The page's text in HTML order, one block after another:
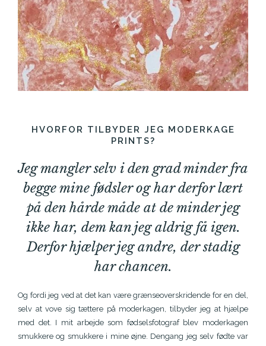
HVORFOR TILBYDER JEG MODERKAGE
PRINTS?
Jeg mangler selv i den grad minder fra
begge mine fødsler og har derfor lært
på den hårde måde at de minder jeg
ikke har, dem kan jeg aldrig få igen.
Derfor hjælper jeg andre, der stadig
har chancen.
Og fordi jeg ved at det kan være grænseoverskridende for en del,
selv at vove sig tættere på moderkagen, tilbyder jeg at hjælpe
med det. I mit arbejde som fødselsfotograf blev moderkagen
smukkere og smukkere i mine øjne. Dengang jeg selv fødte var